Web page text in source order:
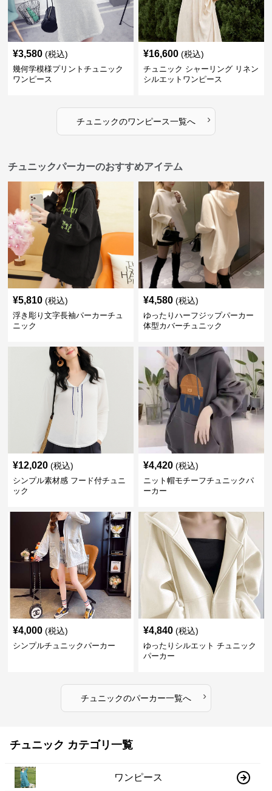
¥3,580 (税込)
幾何学模様プリントチュニック
ワンピース
¥16,600 (税込)
チュニック シャーリング リネン
シルエットワンピース
チュニックのワンピース一覧へ ›
チュニックパーカーのおすすめアイテム
¥5,810 (税込)
浮き彫り文字長袖パーカーチュ
ニック
¥4,580 (税込)
ゆったりハーフジップパーカー
体型カバーチュニック
¥12,020 (税込)
シンプル素材感 フード付チュニ
ック
¥4,420 (税込)
ニット帽モチーフチュニックパ
ーカー
¥4,000 (税込)
シンプルチュニックパーカー
¥4,840 (税込)
ゆったりシルエット チュニック
パーカー
チュニックのパーカー一覧へ ›
チュニック カテゴリ一覧
ワンピース